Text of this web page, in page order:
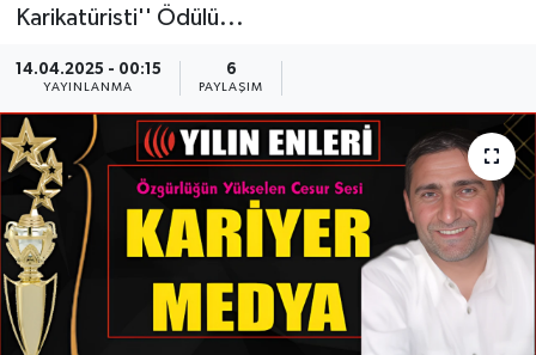
Karikatüristi'' Ödülü...
14.04.2025 - 00:15
YAYINLANMA
6
PAYLAŞIM
Devrek
Özel
Mesaj
Dergim
Son Dakika Haberleri
Haber Arşivi